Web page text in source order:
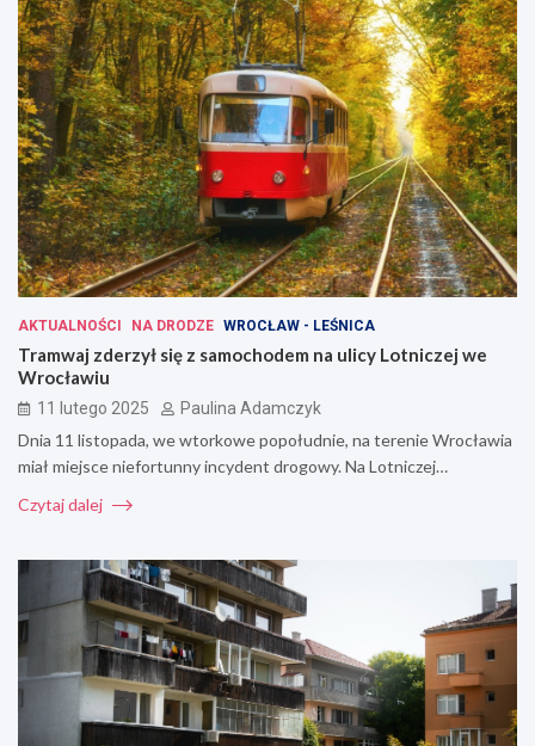
AKTUALNOŚCI NA DRODZE WROCŁAW - LEŚNICA
Tramwaj zderzył się z samochodem na ulicy Lotniczej we
Wrocławiu
11 lutego 2025 Paulina Adamczyk
Dnia 11 listopada, we wtorkowe popołudnie, na terenie Wrocławia
miał miejsce niefortunny incydent drogowy. Na Lotniczej…
Czytaj dalej